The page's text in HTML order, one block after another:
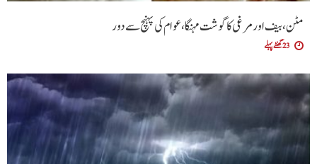
مٹن، بیف اور مرغی کا گوشت مہنگا، عوام کی پہنچ سے دور
23 گھنٹے پہلے